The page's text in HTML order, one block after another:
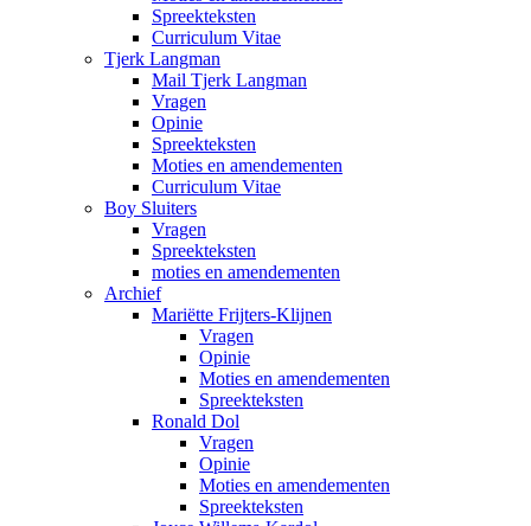
Spreekteksten
Curriculum Vitae
Tjerk Langman
Mail Tjerk Langman
Vragen
Opinie
Spreekteksten
Moties en amendementen
Curriculum Vitae
Boy Sluiters
Vragen
Spreekteksten
moties en amendementen
Archief
Mariëtte Frijters-Klijnen
Vragen
Opinie
Moties en amendementen
Spreekteksten
Ronald Dol
Vragen
Opinie
Moties en amendementen
Spreekteksten